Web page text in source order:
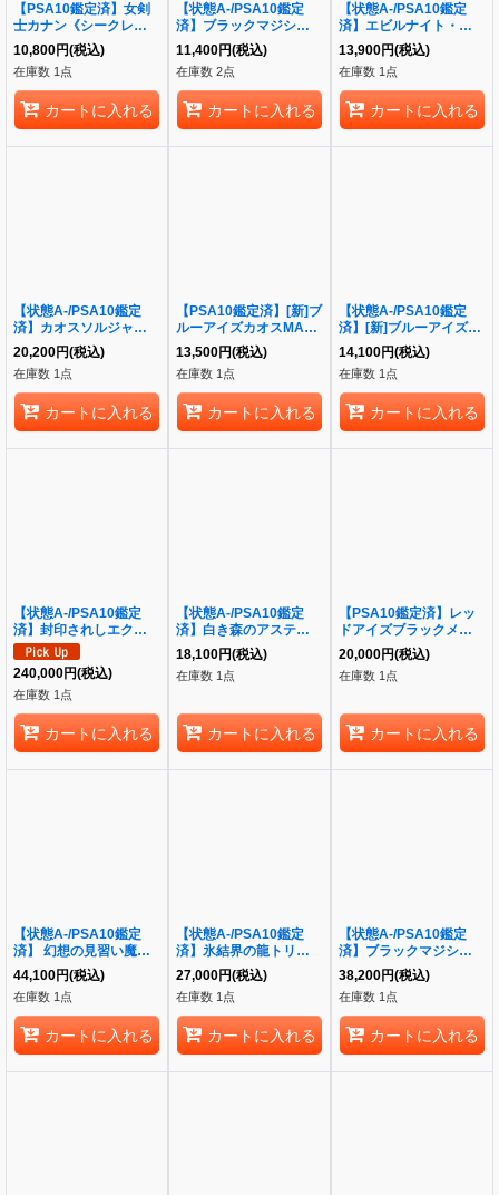
【PSA10鑑定済】女剣
士カナン《シークレッ
ト》{QCLP-JP001}
10,800円(税込)
在庫数 1点
カートに入れる
【状態A-/PSA10鑑定
済】ブラックマジシャン
ガール《ノーマルパラレ
ル》{711E-JP002}
11,400円(税込)
在庫数 2点
カートに入れる
【状態A-/PSA10鑑定
済】エビルナイト・ドラ
ゴン【クォーターセンチ
ュリーシークレット】
《クォーターセンチュリ
ーレア》{TDPP-JP015}
13,900円(税込)
在庫数 1点
カートに入れる
【状態A-/PSA10鑑定
済】カオスソルジャー開
闢の使者《クォーターセ
ンチュリーシークレッ
ト》{25DS-JP002}
20,200円(税込)
在庫数 1点
カートに入れる
【PSA10鑑定済】[新]ブ
ルーアイズカオスMAX
ドラゴン(左向)《クォー
ターセンチュリーシーク
レット》{QCAC-
JP001}
13,500円(税込)
在庫数 1点
カートに入れる
【状態A-/PSA10鑑定
済】[新]ブルーアイズカ
オスMAXドラゴン(左向)
《クォーターセンチュリ
ーシークレット》
{QCAC-JP001}
14,100円(税込)
在庫数 1点
カートに入れる
【状態A-/PSA10鑑定
済】封印されしエクゾデ
ィア(初期)【ウルトラ】
{-}《-》{-}
240,000円(税込)
在庫数 1点
カートに入れる
【状態A-/PSA10鑑定
済】白き森のアステーリ
ャ《プリズマティックシ
ークレット》
{LPST/JP018}
18,100円(税込)
在庫数 1点
カートに入れる
【PSA10鑑定済】レッ
ドアイズブラックメタル
ドラゴン《クォーターセ
ンチュリーシークレッ
ト》{QCLP-JP005}
20,000円(税込)
在庫数 1点
カートに入れる
【状態A-/PSA10鑑定
済】 幻想の見習い魔導
師【20thシークレッ
ト】《20thシークレッ
ト》{20CP-JPF02}
44,100円(税込)
在庫数 1点
カートに入れる
【状態A-/PSA10鑑定
済】氷結界の龍トリシュ
ーラ【20thシークレッ
ト】《20th》{20CP-
JPF05}
27,000円(税込)
在庫数 1点
カートに入れる
【状態A-/PSA10鑑定
済】ブラックマジシャン
ガール(2立ち/杖担ぎ)
《クォーターセンチュリ
ーシークレット》
{QCAC-JP019}
38,200円(税込)
在庫数 1点
カートに入れる